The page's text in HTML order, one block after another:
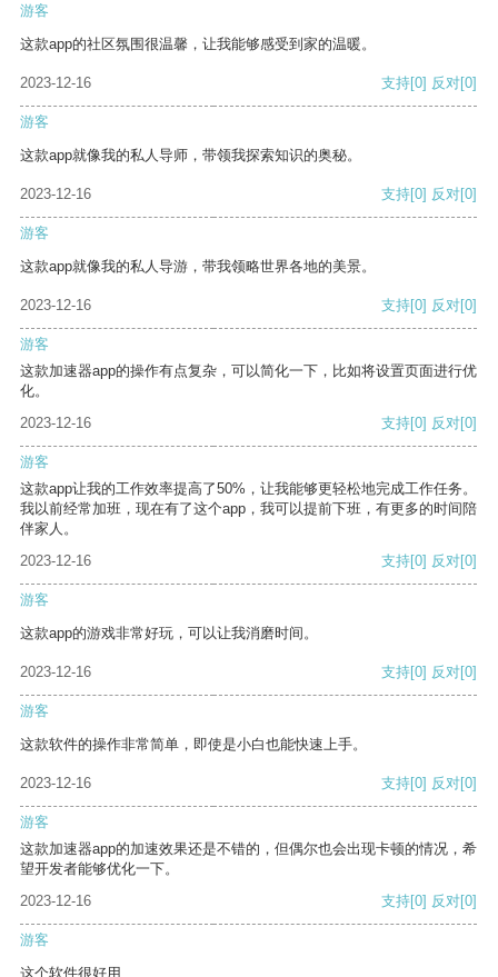
游客
这款app的社区氛围很温馨，让我能够感受到家的温暖。
2023-12-16 支持[0] 反对[0]
游客
这款app就像我的私人导师，带领我探索知识的奥秘。
2023-12-16 支持[0] 反对[0]
游客
这款app就像我的私人导游，带我领略世界各地的美景。
2023-12-16 支持[0] 反对[0]
游客
这款加速器app的操作有点复杂，可以简化一下，比如将设置页面进行优
化。
2023-12-16
支持[0] 反对[0]
游客
这款app让我的工作效率提高了50%，让我能够更轻松地完成工作任务。
我以前经常加班，现在有了这个app，我可以提前下班，有更多的时间陪
伴家人。
2023-12-16
支持[0] 反对[0]
游客
这款app的游戏非常好玩，可以让我消磨时间。
2023-12-16 支持[0] 反对[0]
游客
这款软件的操作非常简单，即使是小白也能快速上手。
2023-12-16 支持[0] 反对[0]
游客
这款加速器app的加速效果还是不错的，但偶尔也会出现卡顿的情况，希
望开发者能够优化一下。
2023-12-16
支持[0] 反对[0]
游客
这个软件很好用